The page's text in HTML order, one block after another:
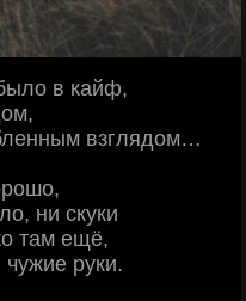
в кайф,
взглядом…
ни скуки
там ещё,
руки.